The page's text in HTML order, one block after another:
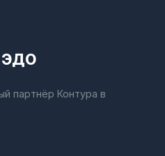
ЭДО
партнёр Контура в